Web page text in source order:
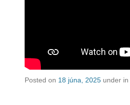
Posted on 18 júna, 2025 under in